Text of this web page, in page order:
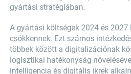
gyártási stratégiában.
A gyártási költségek 2024 és
csökkennek. Ezt számos
többek között a digitalizációnak
logisztikai hatékonyság
intelligencia és digitális ikrek